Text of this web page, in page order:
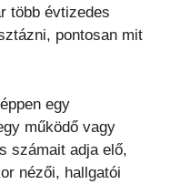
több évtizedes
pontosan mit
egy
működő vagy
számait adja elő,
nézői, hallgatói